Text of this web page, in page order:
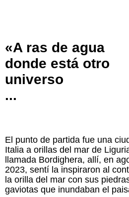
El punto de partida fue una
Italia a orillas del mar de
llamada Bordighera, allí, en
2023, sentí la inspiraron al
la orilla del mar con sus
gaviotas que inundaban el
«A ras de agua
donde está otro
universo
...